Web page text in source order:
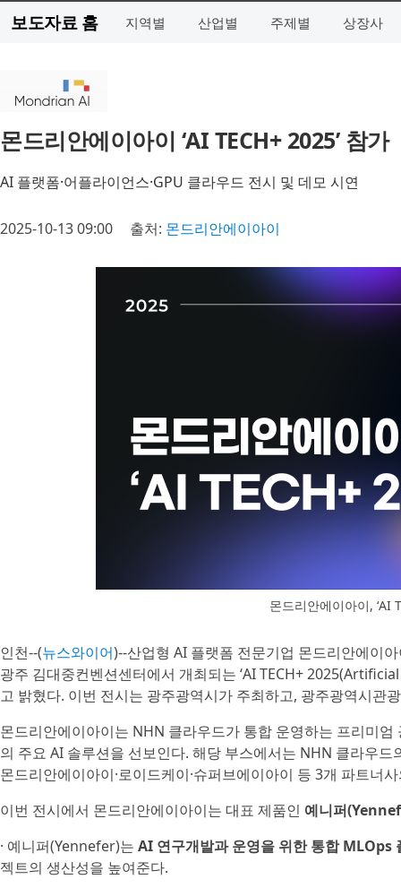
보도자료 홈 지역별 산업별 주제별 상장사
몬드리안에이아이 ‘AI TECH+ 2025’ 참가
AI 플랫폼·어플라이언스·GPU 클라우드 전시 및 데모 시연
2025-10-13 09:00 출처: 몬드리안에이아이
몬드리안에이아이, ‘AI
인천--(뉴스와이어)--산업형 AI 플랫폼 전문기업 몬드리안에이
광주 김대중컨벤션센터에서 개최되는 ‘AI TECH+
고 밝혔다. 이번 전시는 광주광역시가 주최하고, 광주광역시관
몬드리안에이아이는 NHN 클라우드가 통합 운영하는 프리미
의 주요 AI 솔루션을 선보인다. 해당 부스에서는 NHN 클라우
몬드리안에이아이·로이드케이·슈퍼브에이아이 등 3개 파트너
이번 전시에서 몬드리안에이아이는 대표 제품인 예니퍼
· 예니퍼(Yennefer)는 AI 연구개발과 운영을 위한 통합 MLOps
젝트의 생산성을 높여준다.